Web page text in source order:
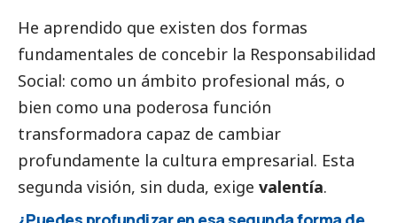
He aprendido que existen dos formas
fundamentales de concebir la Responsabilidad
Social: como un ámbito profesional más, o
bien como una poderosa función
transformadora capaz de cambiar
profundamente la cultura empresarial. Esta
segunda visión, sin duda, exige valentía.